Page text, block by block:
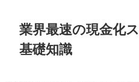
業界最速の現金化
基礎知識